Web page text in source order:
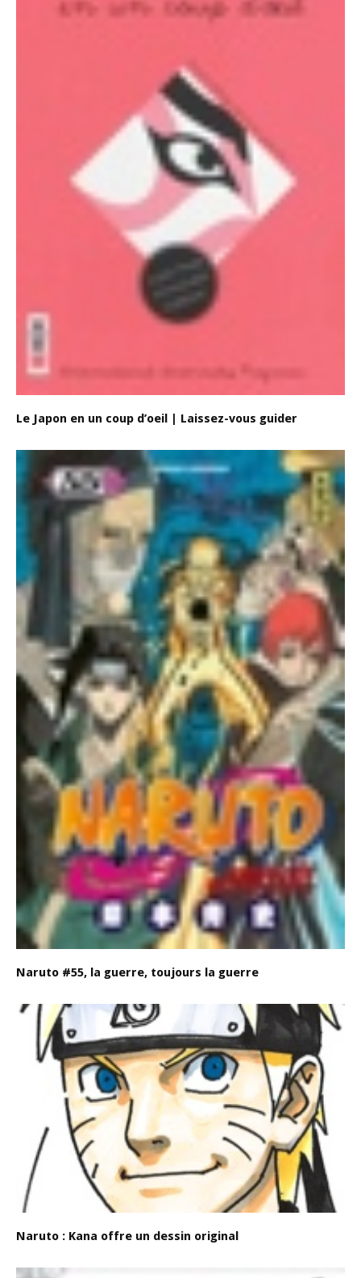
Le Japon en un coup d’oeil | Laissez-vous guider
Naruto #55, la guerre, toujours la guerre
Naruto : Kana offre un dessin original